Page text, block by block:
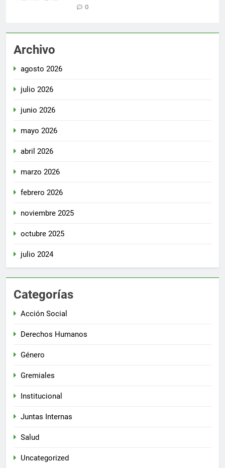
0
Archivo
agosto 2026
julio 2026
junio 2026
mayo 2026
abril 2026
marzo 2026
febrero 2026
noviembre 2025
octubre 2025
julio 2024
Categorías
Acción Social
Derechos Humanos
Género
Gremiales
Institucional
Juntas Internas
Salud
Uncategorized